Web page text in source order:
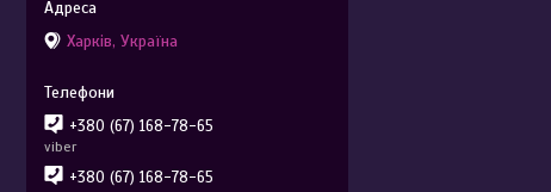
Харків, Україна
+380 (67) 168-78-65
viber
+380 (67) 168-78-65